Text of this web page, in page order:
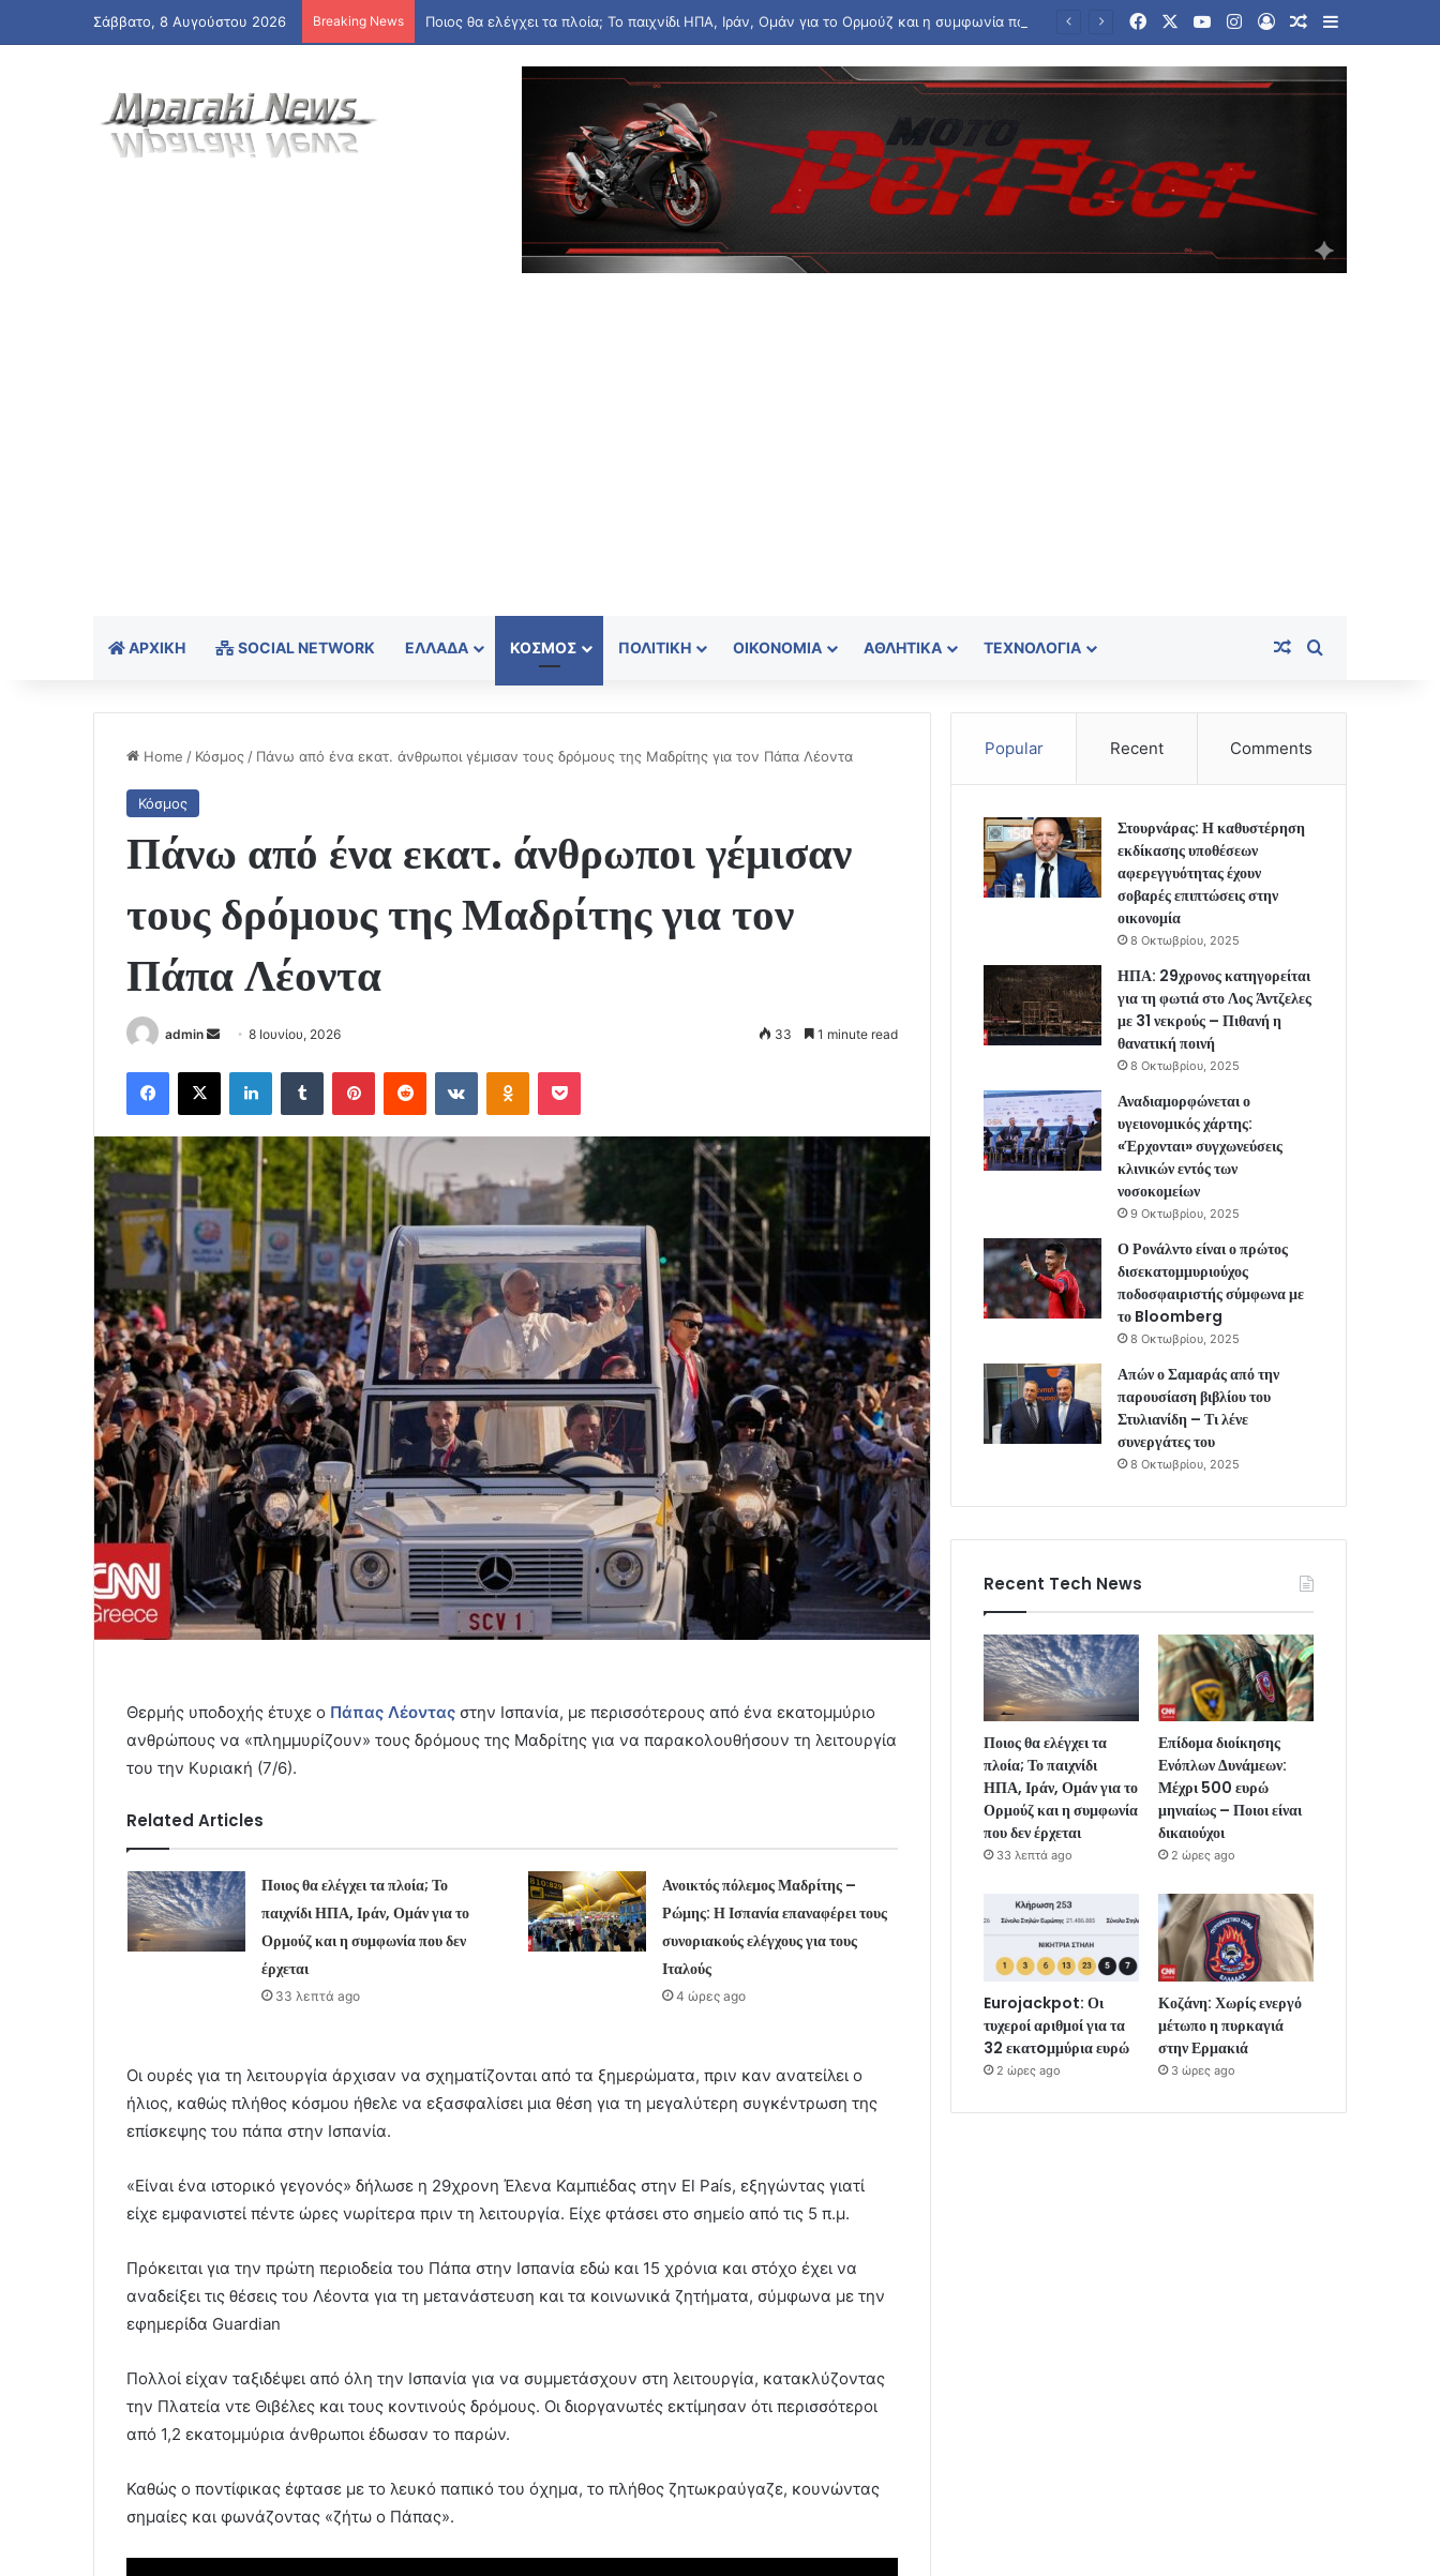
Σάββατο, 8 Αυγούστου 2026 Breaking News FacebookYouTubeInstagram
Log InRandom Article
Sidebar
ΑΡΧΙΚΉ SOCIAL NETWORK ΕΛΛΆΔΑ ΚΌΣΜΟΣ ΠΟΛΙΤΙΚΉ ΟΙΚΟΝΟΜΊΑ ΑΘΛΗΤΙΚΆ ΤΕΧΝΟΛΟΓΊΑ Random Article
Home / Κόσμος / Πάνω από ένα εκατ. άνθρωποι γέμισαν τους δρόμους της Μαδρίτης για τον Πάπα Λέοντα
Κόσμος
Πάνω από ένα εκατ. άνθρωποι γέμισαν
τους δρόμους της Μαδρίτης για τον
Πάπα Λέοντα
admin
Send
email
8 Ιουνίου, 2026 33 1 minute read
Facebook
X LinkedInTumblr PinterestReddit VKontakteOdnoklassniki
Pocket
Θερμής υποδοχής έτυχε ο Πάπας Λέοντας στην Ισπανία, με περισσότερους από ένα εκατομμύριο
ανθρώπους να «πλημμυρίζουν» τους δρόμους της Μαδρίτης για να παρακολουθήσουν τη λειτουργία
του την Κυριακή (7/6).
Related Articles
Ποιος θα ελέγχει τα πλοία; Το
παιχνίδι ΗΠΑ, Ιράν, Ομάν για το
Ορμούζ και η συμφωνία που δεν
έρχεται
33 λεπτά ago
Ανοικτός πόλεμος Μαδρίτης –
Ρώμης: Η Ισπανία επαναφέρει τους
συνοριακούς ελέγχους για τους
Ιταλούς
4 ώρες ago
Οι ουρές για τη λειτουργία άρχισαν να σχηματίζονται από τα ξημερώματα, πριν καν ανατείλει ο
ήλιος, καθώς πλήθος κόσμου ήθελε να εξασφαλίσει μια θέση για τη μεγαλύτερη συγκέντρωση της
επίσκεψης του πάπα στην Ισπανία.
«Είναι ένα ιστορικό γεγονός» δήλωσε η 29χρονη Έλενα Καμπιέδας στην El País, εξηγώντας γιατί
είχε εμφανιστεί πέντε ώρες νωρίτερα πριν τη λειτουργία. Είχε φτάσει στο σημείο από τις 5 π.μ.
Πρόκειται για την πρώτη περιοδεία του Πάπα στην Ισπανία εδώ και 15 χρόνια και στόχο έχει να
αναδείξει τις θέσεις του Λέοντα για τη μετανάστευση και τα κοινωνικά ζητήματα, σύμφωνα με την
εφημερίδα Guardian
Πολλοί είχαν ταξιδέψει από όλη την Ισπανία για να συμμετάσχουν στη λειτουργία, κατακλύζοντας
την Πλατεία ντε Θιβέλες και τους κοντινούς δρόμους. Οι διοργανωτές εκτίμησαν ότι περισσότεροι
από 1,2 εκατομμύρια άνθρωποι έδωσαν το παρών.
Καθώς ο ποντίφικας έφτασε με το λευκό παπικό του όχημα, το πλήθος ζητωκραύγαζε, κουνώντας
σημαίες και φωνάζοντας «ζήτω ο Πάπας».
Popular Recent Comments
Στουρνάρας: Η καθυστέρηση
εκδίκασης υποθέσεων
αφερεγγυότητας έχουν
σοβαρές επιπτώσεις στην
οικονομία
8 Οκτωβρίου, 2025
ΗΠΑ: 29χρονος κατηγορείται
για τη φωτιά στο Λος Άντζελες
με 31 νεκρούς – Πιθανή η
θανατική ποινή
8 Οκτωβρίου, 2025
Αναδιαμορφώνεται ο
υγειονομικός χάρτης:
«Έρχονται» συγχωνεύσεις
κλινικών εντός των
νοσοκομείων
9 Οκτωβρίου, 2025
Ο Ρονάλντο είναι ο πρώτος
δισεκατομμυριούχος
ποδοσφαιριστής σύμφωνα με
το Bloomberg
8 Οκτωβρίου, 2025
Απών ο Σαμαράς από την
παρουσίαση βιβλίου του
Στυλιανίδη – Τι λένε
συνεργάτες του
8 Οκτωβρίου, 2025
Recent Tech News
Ποιος θα ελέγχει τα
πλοία; Το παιχνίδι
ΗΠΑ, Ιράν, Ομάν για το
Ορμούζ και η συμφωνία
που δεν έρχεται
33 λεπτά ago
Επίδομα διοίκησης
Ενόπλων Δυνάμεων:
Μέχρι 500 ευρώ
μηνιαίως – Ποιοι είναι
δικαιούχοι
2 ώρες ago
Eurojackpot: Οι
τυχεροί αριθμοί για τα
32 εκατoμμύρια ευρώ
2 ώρες ago
Κοζάνη: Χωρίς ενεργό
μέτωπο η πυρκαγιά
στην Ερμακιά
3 ώρες ago